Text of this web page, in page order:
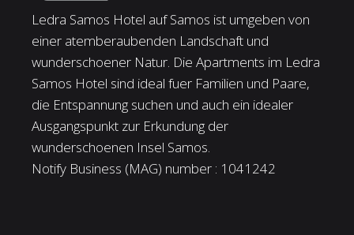
Ledra Samos Hotel auf Samos ist umgeben von
einer atemberaubenden Landschaft und
wunderschoener Natur. Die Apartments im Ledra
Samos Hotel sind ideal fuer Familien und Paare,
die Entspannung suchen und auch ein idealer
Ausgangspunkt zur Erkundung der
wunderschoenen Insel Samos.
Notify Business (MAG) number : 1041242